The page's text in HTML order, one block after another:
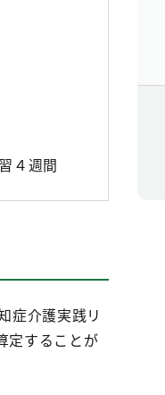
４週間
症介護実践リ
定することが